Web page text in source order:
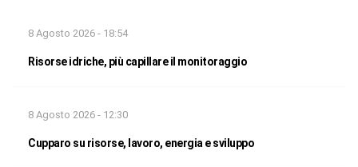
8 Agosto 2026 - 18:54
Risorse idriche, più capillare il monitoraggio
8 Agosto 2026 - 12:30
Cupparo su risorse, lavoro, energia e sviluppo